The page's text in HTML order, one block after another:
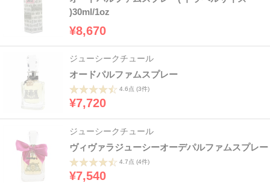
)30ml/1oz
¥8,670
ジューシークチュール
オードパルファムスプレー
4.6点 (3件)
¥7,720
ジューシークチュール
ヴィヴァラジューシーオーデパルファムスプレー
4.7点 (4件)
¥7,540